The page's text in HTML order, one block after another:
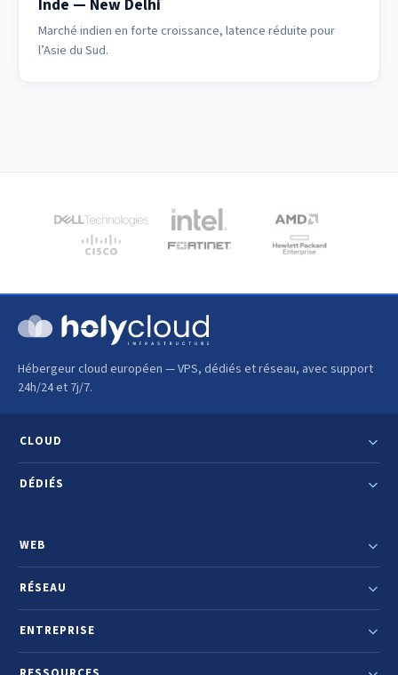
Inde — New Delhi
Marché indien en forte croissance, latence réduite pour
l’Asie du Sud.
Hébergeur cloud européen — VPS, dédiés et réseau, avec support
24h/24 et 7j/7.
CLOUD
DÉDIÉS
WEB
RÉSEAU
ENTREPRISE